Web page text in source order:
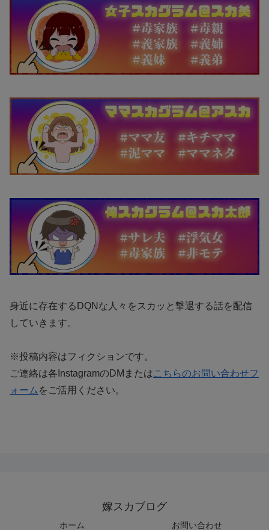
身近に存在するDQNな人々をスカッと撃退する話を配信
していきます。
※投稿内容はフィクションです。
ご連絡は各InstagramのDMまたはこちらのお問い合わせフ
ォーム をご活用ください。
嫁スカブログ
ホーム お問い合わせ